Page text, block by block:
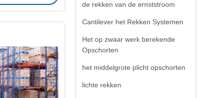
de rekken van de ernststroom
Cantilever het Rekken Systemen
Het op zwaar werk berekende
Opschorten
het middelgrote plicht opschorten
lichte rekken